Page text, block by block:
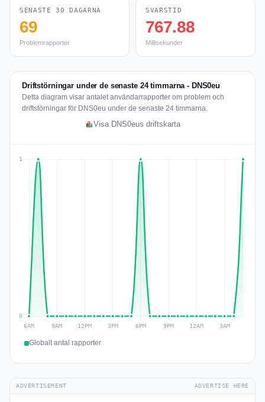
SENASTE 30 DAGARNA
69
Problemrapporter
SVARSTID
767.88
Millisekunder
Driftstörningar under de senaste 24 timmarna - DNS0eu
Detta diagram visar antalet användarrapporter om problem och
driftstörningar för DNS0eu under de senaste 24 timmarna.
Visa DNS0eus driftskarta
Globalt antal rapporter
ADVERTISEMENT ADVERTISE HERE